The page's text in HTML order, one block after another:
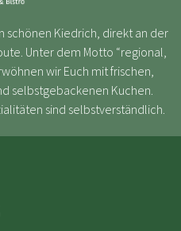
schönen Kiedrich, direkt an der
Unter dem Motto “regional,
wir Euch mit frischen,
selbstgebackenen Kuchen.
sind selbstverständlich.